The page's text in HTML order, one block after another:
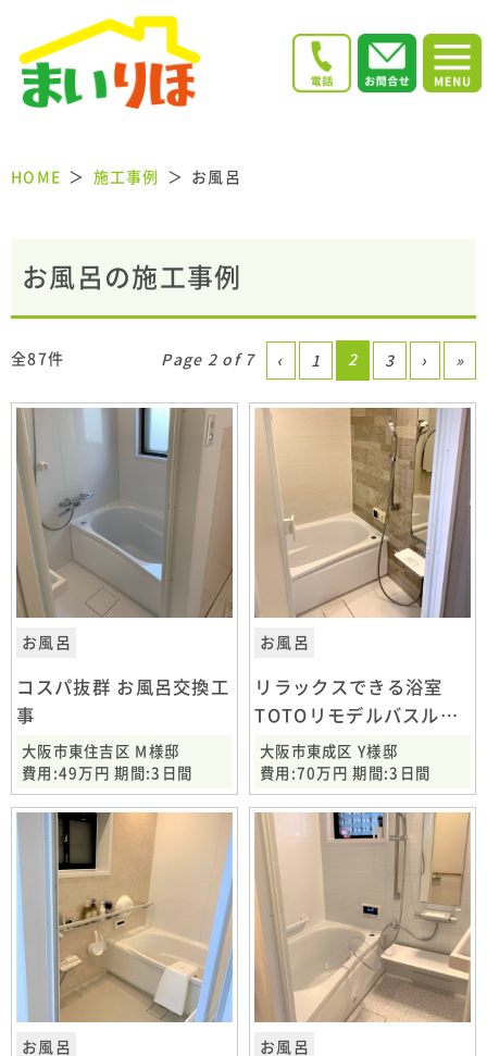
HOME 施工事例 お風呂
お風呂の施工事例
全87件 Page 2 of 7 ‹ 1 2 3 › »
お風呂
コスパ抜群 お風呂交換工
事
大阪市東住吉区 M様邸
費用:49万円 期間:3日間
お風呂
リラックスできる浴室
TOTOリモデルバスルー
ム
大阪市東成区 Y様邸
費用:70万円 期間:3日間
お風呂 お風呂